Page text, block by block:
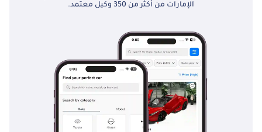
الإمارات من أكثر من 350 وكيل معتمد.